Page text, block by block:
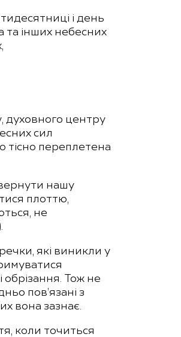
і день
та інших небесних
духовного центру
сил
тісно переплетена
нашу
плоттю,
не
які виникли у
обрізання. Тож не
пов’язані з
вона зазнає.
коли точиться